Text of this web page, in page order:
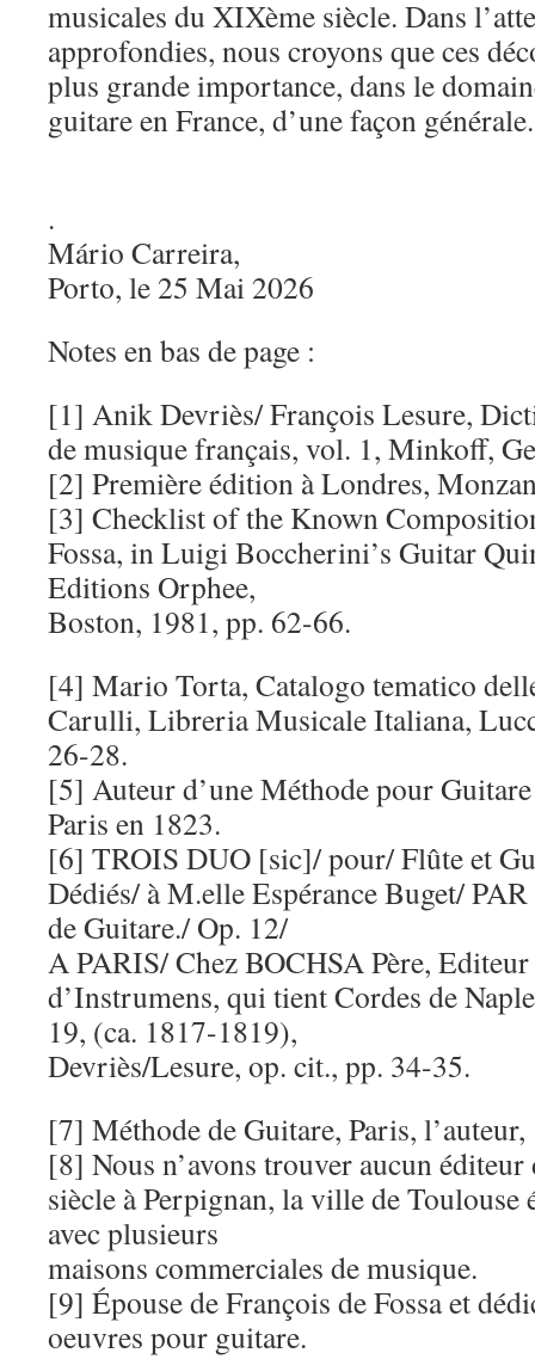
musicales du XIXème siècle. Dans
approfondies, nous croyons que ces
plus grande importance, dans le
guitare en France, d’une façon générale.
.
Mário Carreira,
Porto, le 25 Mai 2026
Notes en bas de page :
[1] Anik Devriès/ François Lesure,
de musique français, vol. 1, Minkoff,
[2] Première édition à Londres,
[3] Checklist of the Known
Fossa, in Luigi Boccherini’s Guitar
Editions Orphee,
Boston, 1981, pp. 62-66.
[4] Mario Torta, Catalogo tematico
Carulli, Libreria Musicale Italiana,
26-28.
[5] Auteur d’une Méthode pour
Paris en 1823.
[6] TROIS DUO [sic]/ pour/ Flûte et
Dédiés/ à M.elle Espérance Buget/
de Guitare./ Op. 12/
A PARIS/ Chez BOCHSA Père,
d’Instrumens, qui tient Cordes de
19, (ca. 1817-1819),
Devriès/Lesure, op. cit., pp. 34-35.
[7] Méthode de Guitare, Paris,
[8] Nous n’avons trouver aucun
siècle à Perpignan, la ville de Toulouse
avec plusieurs
maisons commerciales de musique.
[9] Épouse de François de Fossa et
oeuvres pour guitare.